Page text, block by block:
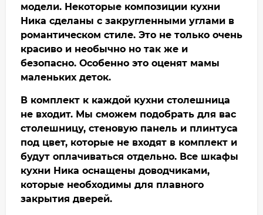
модели. Некоторые композиции кухни
Ника сделаны с закругленными углами в
романтическом стиле. Это не только очень
красиво и необычно но так же и
безопасно. Особенно это оценят мамы
маленьких деток.
В комплект к каждой кухни столешница
не входит. Мы сможем подобрать для вас
столешницу, стеновую панель и плинтуса
под цвет, которые не входят в комплект и
будут оплачиваться отдельно. Все шкафы
кухни Ника оснащены доводчиками,
которые необходимы для плавного
закрытия дверей.